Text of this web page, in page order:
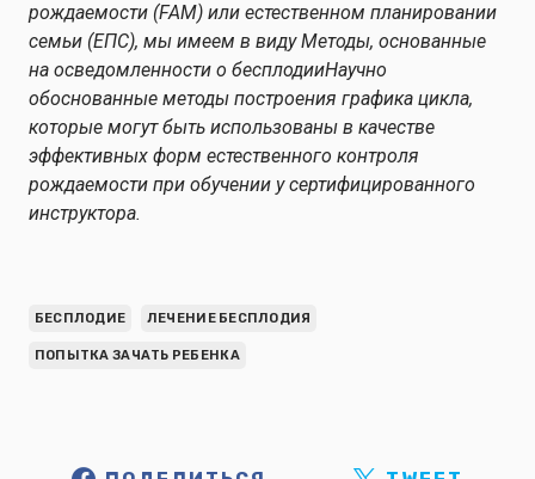
рождаемости (FAM) или естественном планировании
семьи (ЕПС), мы имеем в видуМетоды, основанные
на осведомленности о бесплодииНаучно
обоснованные методы построения графика цикла,
которые могут быть использованы в качестве
эффективных форм естественного контроля
рождаемости при обучении у сертифицированного
инструктора.
БЕСПЛОДИЕ ЛЕЧЕНИЕ БЕСПЛОДИЯ
ПОПЫТКА ЗАЧАТЬ РЕБЕНКА